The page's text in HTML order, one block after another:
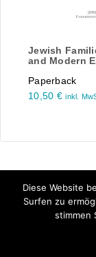
Jewish
and Modern
Paperback
10,50 € inkl.
© 2026
Diese Website
Surfen zu
stimmen